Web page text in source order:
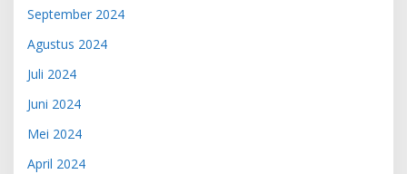
September 2024
Agustus 2024
Juli 2024
Juni 2024
Mei 2024
April 2024